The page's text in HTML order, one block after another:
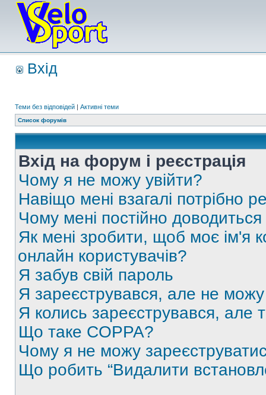
Вхід
Теми без відповідей | Активні теми
Список форумів
Вхід на форум і реєстрація
Чому я не можу увійти?
Навіщо мені взагалі потрібно
Чому мені постійно
Як мені зробити, щоб моє ім'я
онлайн користувачів?
Я забув свій пароль
Я зареєструвався, але не
Я колись зареєструвався,
Що таке COPPA?
Чому я не можу
Що робить “Видалити